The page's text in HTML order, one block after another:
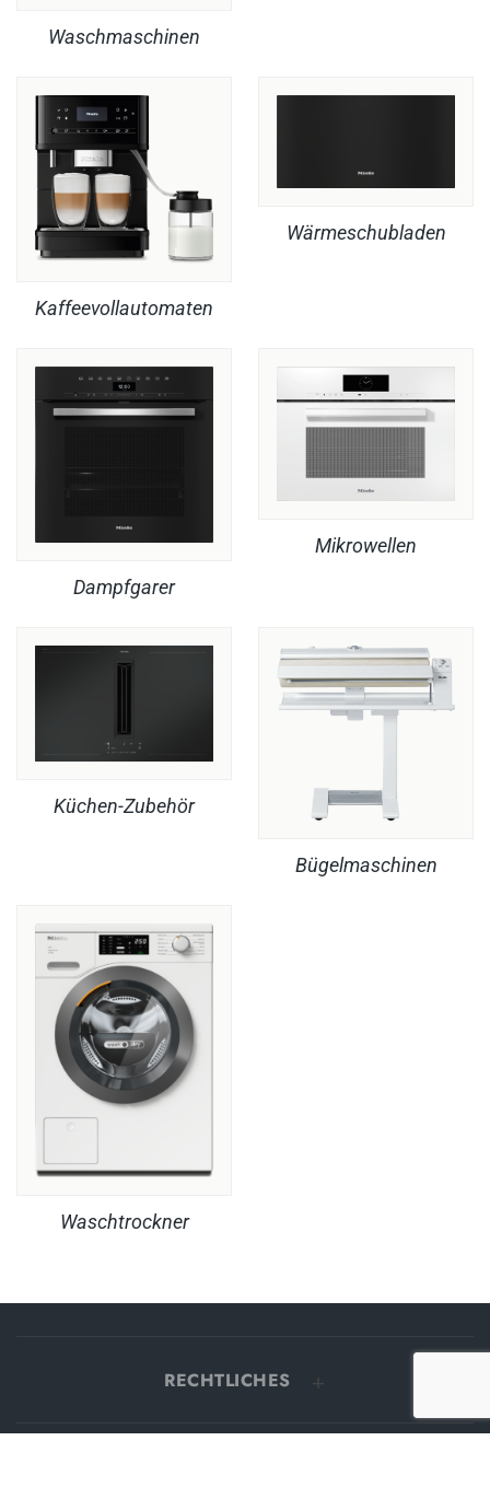
Waschmaschinen
Kaffeevollautomaten
Wärmeschubladen
Dampfgarer
Mikrowellen
Küchen-Zubehör
Bügelmaschinen
Waschtrockner
RECHTLICHES